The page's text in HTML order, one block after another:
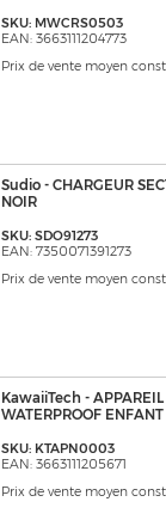
SKU: MWCRS0503
EAN: 3663111204773
Prix de vente moyen
Sudio - CHARGEUR
NOIR
SKU: SDO91273
EAN: 7350071391273
Prix de vente moyen
KawaiiTech -
WATERPROOF ENFANT
SKU: KTAPN0003
EAN: 3663111205671
Prix de vente moyen